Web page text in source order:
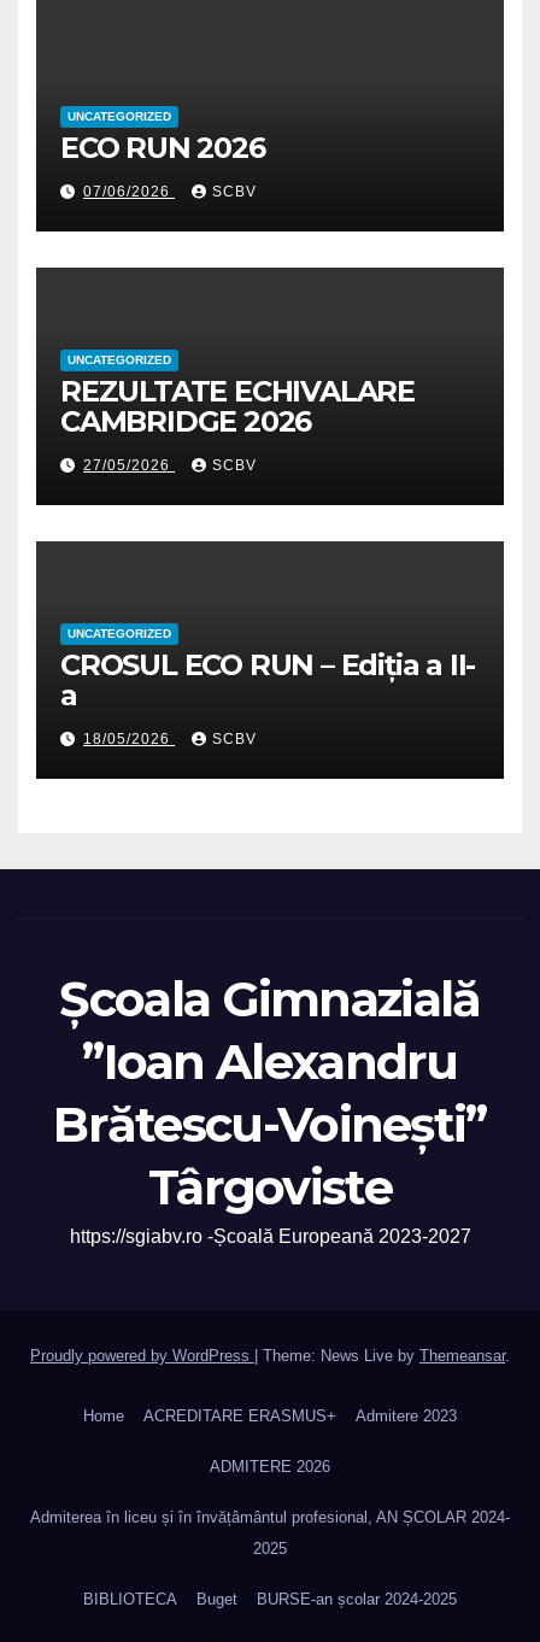
UNCATEGORIZED
ECO RUN 2026
07/06/2026 SCBV
UNCATEGORIZED
REZULTATE ECHIVALARE
CAMBRIDGE 2026
27/05/2026 SCBV
UNCATEGORIZED
CROSUL ECO RUN – Ediția a II-
a
18/05/2026 SCBV
Școala Gimnazială
”Ioan Alexandru
Brătescu-Voinești”
Târgoviste
https://sgiabv.ro -Școală Europeană 2023-2027
Proudly powered by WordPress Theme: News Live by Themeansar.
Home ACREDITARE ERASMUS+ Admitere 2023
ADMITERE 2026
Admiterea în liceu și în învățâmântul profesional, AN ȘCOLAR 2024-
2025
BIBLIOTECA Buget BURSE-an școlar 2024-2025